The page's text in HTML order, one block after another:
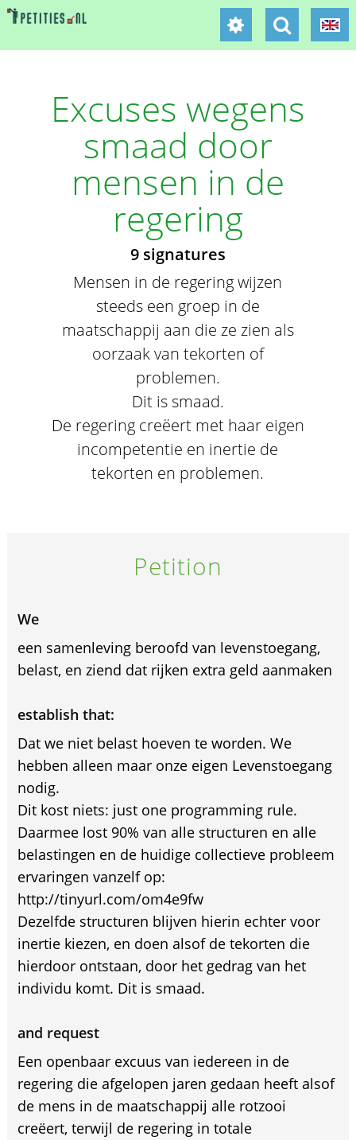
Excuses wegens
smaad door
mensen in de
regering
9 signatures
Mensen in de regering wijzen
steeds een groep in de
maatschappij aan die ze zien als
oorzaak van tekorten of
problemen.
Dit is smaad.
De regering creëert met haar eigen
incompetentie en inertie de
tekorten en problemen.
Petition
We
een samenleving beroofd van levenstoegang,
belast, en ziend dat rijken extra geld aanmaken
establish that:
Dat we niet belast hoeven te worden. We
hebben alleen maar onze eigen Levenstoegang
nodig.
Dit kost niets: just one programming rule.
Daarmee lost 90% van alle structuren en alle
belastingen en de huidige collectieve probleem
ervaringen vanzelf op:
http://tinyurl.com/om4e9fw
Dezelfde structuren blijven hierin echter voor
inertie kiezen, en doen alsof de tekorten die
hierdoor ontstaan, door het gedrag van het
individu komt. Dit is smaad.
and request
Een openbaar excuus van iedereen in de
regering die afgelopen jaren gedaan heeft alsof
de mens in de maatschappij alle rotzooi
creëert, terwijl de regering in totale